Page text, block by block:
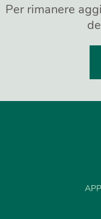
Per rimanere